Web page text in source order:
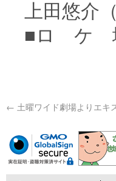
上田悠介
■ロ ケ 地
← 土曜ワイド劇場よりエキ